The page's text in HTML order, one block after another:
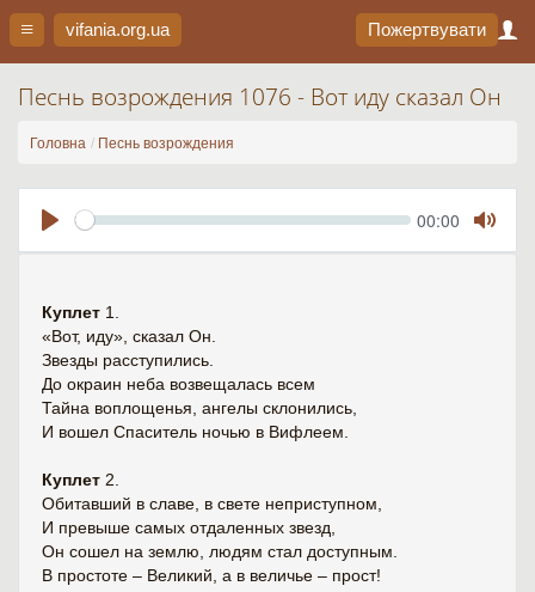
vifania.org.ua Пожертвувати
Песнь возрождения 1076 - Вот иду сказал Он
Головна Песнь возрождения
Seek Current
00:00
Mute
Куплет 1.
«Вот, иду», сказал Он.
Звезды расступились.
До окраин неба возвещалась всем
Тайна воплощенья, ангелы склонились,
И вошел Спаситель ночью в Вифлеем.
Куплет 2.
Обитавший в славе, в свете неприступном,
И превыше самых отдаленных звезд,
Он сошел на землю, людям стал доступным.
В простоте – Великий, а в величье – прост!